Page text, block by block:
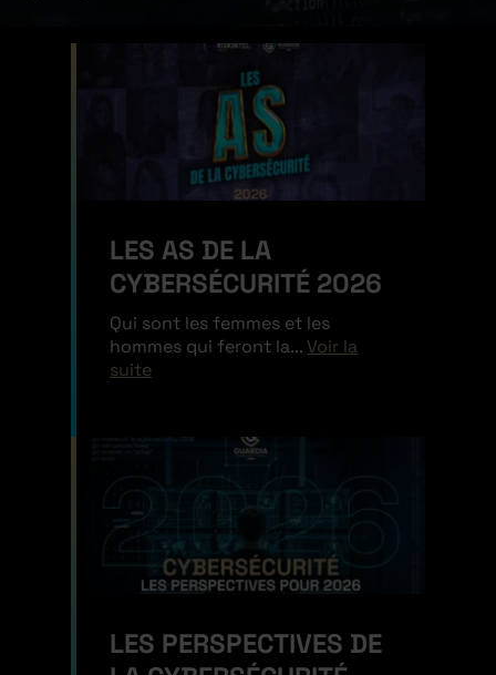
LES AS DE LA
CYBERSÉCURITÉ 2026
Qui sont les femmes et les
hommes qui feront la... Voir la
suite
LES PERSPECTIVES DE